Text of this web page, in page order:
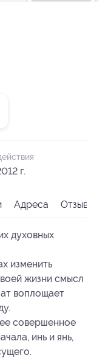
г.
Адреса Отзывы
духовных
изменить
жизни смысл
воплощает
совершенное
инь и янь,